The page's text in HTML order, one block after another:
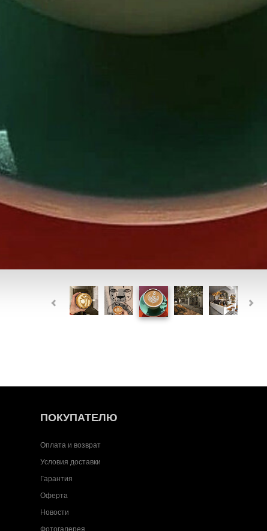
ПОКУПАТЕЛЮ
Оплата и возврат
Условия доставки
Гарантия
Оферта
Новости